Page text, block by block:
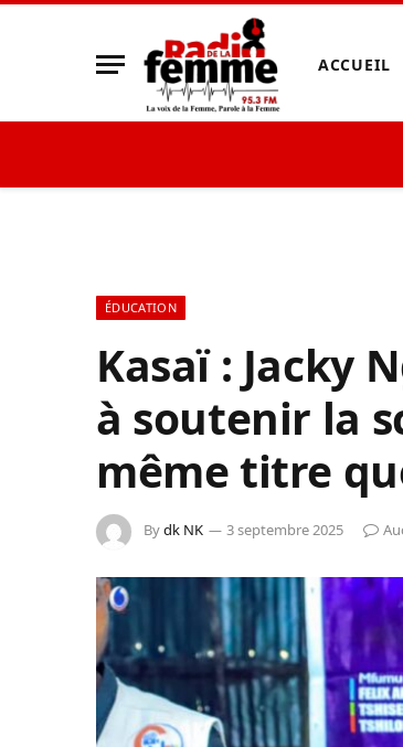
ACCUEIL
ÉDUCATION
Kasaï : Jacky
à soutenir la
même titre
Bydk NK 3 septembre 2025